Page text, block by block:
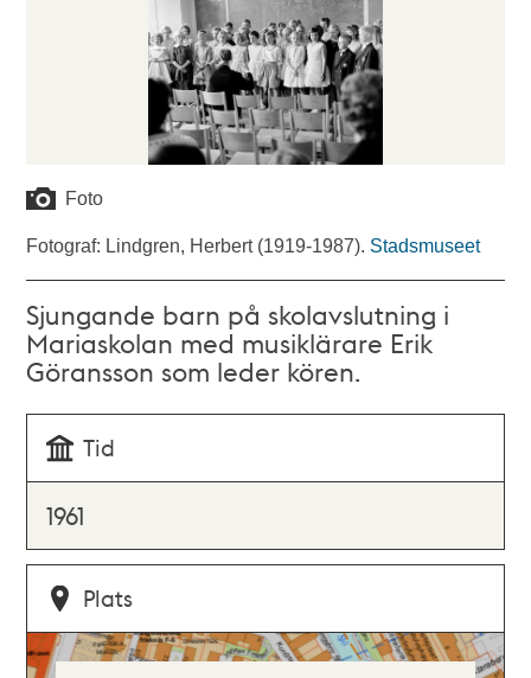
Foto
Fotograf: Lindgren, Herbert (1919-1987). Stadsmuseet
Sjungande barn på skolavslutning i
Mariaskolan med musiklärare Erik
Göransson som leder kören.
Tid
1961
Plats